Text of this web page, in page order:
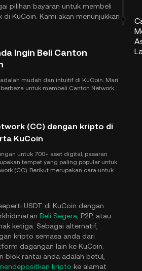
pilihan bayaran untuk membeli
di KuCoin. Kami akan menunjukkan
Ingin Beli Canton
mudah dan intuitif di KuCoin. Mari
untuk membeli Canton Network
(CC) dengan kripto di
KuCoin
untuk 700+ aset digital, pasaran
tempat yang paling popular untuk
(CC). Berikut merupakan cara untuk
USDT di KuCoin dengan
Beli Segera , P2P, atau
ketiga. Sebagai alternatif,
kripto semasa anda dari
dagangan lain ke KuCoin.
blok rantai anda adalah betul,
kripto ke alamat